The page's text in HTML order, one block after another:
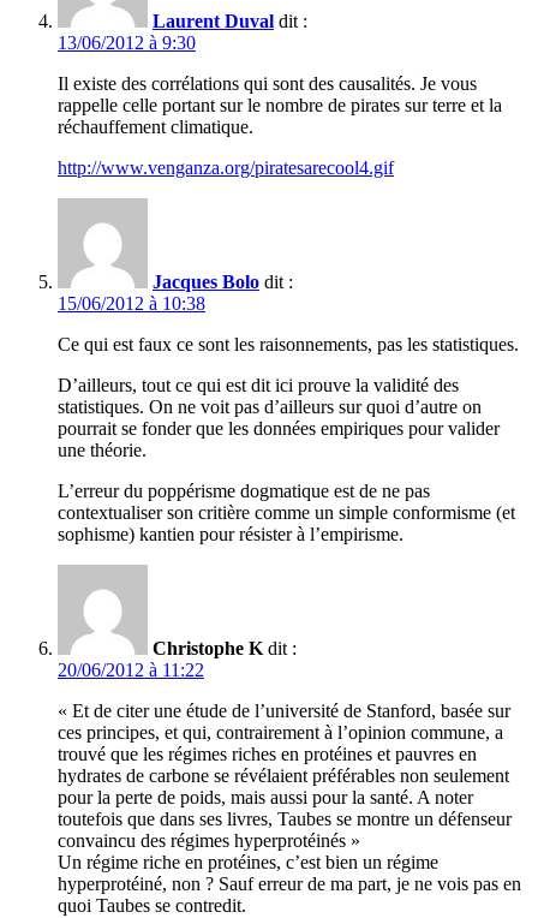
Laurent Duval dit :
13/06/2012 à 9:30
Il existe des corrélations qui sont des causalités. Je vous
rappelle celle portant sur le nombre de pirates sur terre et la
réchauffement climatique.
http://www.venganza.org/piratesarecool4.gif
Jacques Bolo dit :
15/06/2012 à 10:38
Ce qui est faux ce sont les raisonnements, pas les statistiques.
D’ailleurs, tout ce qui est dit ici prouve la validité des
statistiques. On ne voit pas d’ailleurs sur quoi d’autre on
pourrait se fonder que les données empiriques pour valider
une théorie.
L’erreur du poppérisme dogmatique est de ne pas
contextualiser son critière comme un simple conformisme (et
sophisme) kantien pour résister à l’empirisme.
Christophe K dit :
20/06/2012 à 11:22
« Et de citer une étude de l’université de Stanford, basée sur
ces principes, et qui, contrairement à l’opinion commune, a
trouvé que les régimes riches en protéines et pauvres en
hydrates de carbone se révélaient préférables non seulement
pour la perte de poids, mais aussi pour la santé. A noter
toutefois que dans ses livres, Taubes se montre un défenseur
convaincu des régimes hyperprotéinés »
Un régime riche en protéines, c’est bien un régime
hyperprotéiné, non ? Sauf erreur de ma part, je ne vois pas en
quoi Taubes se contredit.